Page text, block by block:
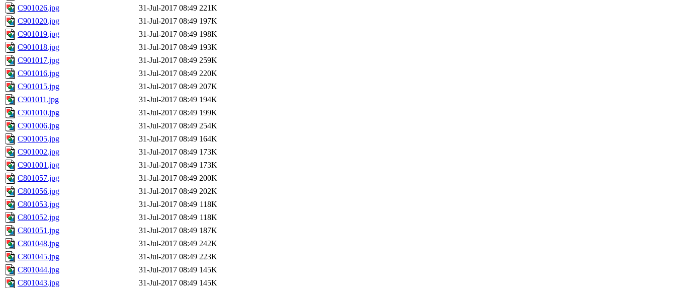
C901026.jpg
31-Jul-2017 08:49 221K
C901020.jpg
31-Jul-2017 08:49 197K
C901019.jpg
31-Jul-2017 08:49 198K
C901018.jpg
31-Jul-2017 08:49 193K
C901017.jpg
31-Jul-2017 08:49 259K
C901016.jpg
31-Jul-2017 08:49 220K
C901015.jpg
31-Jul-2017 08:49 207K
C901011.jpg
31-Jul-2017 08:49 194K
C901010.jpg
31-Jul-2017 08:49 199K
C901006.jpg
31-Jul-2017 08:49 254K
C901005.jpg
31-Jul-2017 08:49 164K
C901002.jpg
31-Jul-2017 08:49 173K
C901001.jpg
31-Jul-2017 08:49 173K
C801057.jpg
31-Jul-2017 08:49 200K
C801056.jpg
31-Jul-2017 08:49 202K
C801053.jpg
31-Jul-2017 08:49 118K
C801052.jpg
31-Jul-2017 08:49 118K
C801051.jpg
31-Jul-2017 08:49 187K
C801048.jpg
31-Jul-2017 08:49 242K
C801045.jpg
31-Jul-2017 08:49 223K
C801044.jpg
31-Jul-2017 08:49 145K
C801043.jpg
31-Jul-2017 08:49 145K